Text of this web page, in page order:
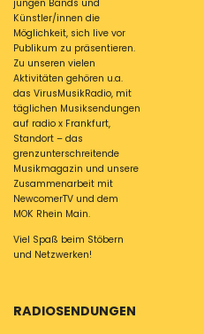
jungen Bands und
Künstler/innen die
Möglichkeit, sich live vor
Publikum zu präsentieren.
Zu unseren vielen
Aktivitäten gehören u.a.
das VirusMusikRadio, mit
täglichen Musiksendungen
auf radio x Frankfurt,
Standort – das
grenzunterschreitende
Musikmagazin und unsere
Zusammenarbeit mit
NewcomerTV und dem
MOK Rhein Main.
Viel Spaß beim Stöbern
und Netzwerken!
RADIOSENDUNGEN